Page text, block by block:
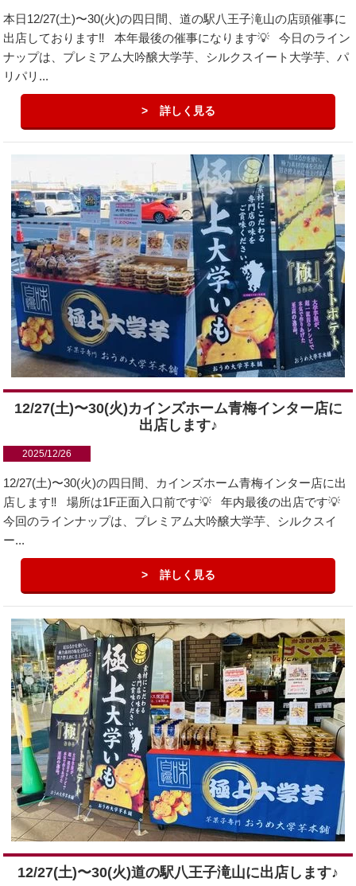
本日12/27(土)〜30(火)の四日間、道の駅八王子滝山の店頭催事に
出店しております‼️ 本年最後の催事になります💡 今日のライン
ナップは、プレミアム大吟醸大学芋、シルクスイート大学芋、パ
リパリ...
詳しく見る
12/27(土)〜30(火)カインズホーム青梅インター店に
出店します♪
2025/12/26
12/27(土)〜30(火)の四日間、カインズホーム青梅インター店に出
店します‼️ 場所は1F正面入口前です💡 年内最後の出店です💡
今回のラインナップは、プレミアム大吟醸大学芋、シルクスイ
ー...
詳しく見る
12/27(土)〜30(火)道の駅八王子滝山に出店します♪